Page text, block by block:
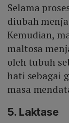
Selama
diubah
Kemudian,
maltosa
oleh tubuh
hati sebagai
masa
5. Laktase